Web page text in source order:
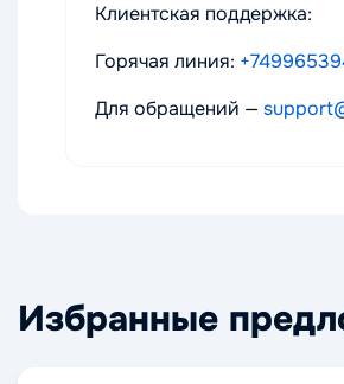
Клиентская поддержка:
Горячая линия:
Для обращений —
Избранные